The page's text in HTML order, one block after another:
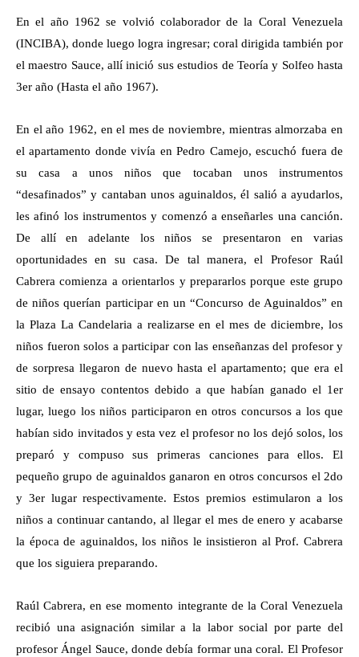
En el año 1962 se volvió colaborador de la Coral Venezuela
(INCIBA), donde luego logra ingresar; coral dirigida también por
el maestro Sauce, allí inició sus estudios de Teoría y Solfeo hasta
3er año (Hasta el año 1967).
En el año 1962, en el mes de noviembre, mientras almorzaba en
el apartamento donde vivía en Pedro Camejo, escuchó fuera de
su casa a unos niños que tocaban unos instrumentos
“desafinados” y cantaban unos aguinaldos, él salió a ayudarlos,
les afinó los instrumentos y comenzó a enseñarles una canción.
De allí en adelante los niños se presentaron en varias
oportunidades en su casa. De tal manera, el Profesor Raúl
Cabrera comienza a orientarlos y prepararlos porque este grupo
de niños querían participar en un “Concurso de Aguinaldos” en
la Plaza La Candelaria a realizarse en el mes de diciembre, los
niños fueron solos a participar con las enseñanzas del profesor y
de sorpresa llegaron de nuevo hasta el apartamento; que era el
sitio de ensayo contentos debido a que habían ganado el 1er
lugar, luego los niños participaron en otros concursos a los que
habían sido invitados y esta vez el profesor no los dejó solos, los
preparó y compuso sus primeras canciones para ellos. El
pequeño grupo de aguinaldos ganaron en otros concursos el 2do
y 3er lugar respectivamente. Estos premios estimularon a los
niños a continuar cantando, al llegar el mes de enero y acabarse
la época de aguinaldos, los niños le insistieron al Prof. Cabrera
que los siguiera preparando.
Raúl Cabrera, en ese momento integrante de la Coral Venezuela
recibió una asignación similar a la labor social por parte del
profesor Ángel Sauce, donde debía formar una coral. El Profesor